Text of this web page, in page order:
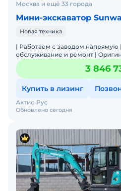
Экскаватор в данной
более производительной
климата).
Наработка всего 1552
С проведённым полным ТО
обслуживанием
- заменены все жидкости и
прошприцован.
Москва и ещё 33 города
Мини-экскаватор
Новая техника
| Работаем с заводом напрямую
обслуживание и ремонт |
Широкая линейка техники|
Качество |
3 846
Купить в лизинг
Обновлено сегодня
Актио Рус